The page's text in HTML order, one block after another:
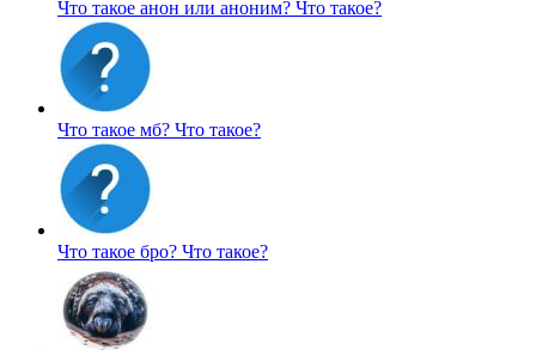
Что такое анон или аноним? Что такое?
Что такое мб? Что такое?
Что такое бро? Что такое?